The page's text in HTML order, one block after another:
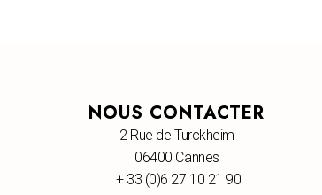
NOUS CONTACTER
2 Rue de Turckheim
06400 Cannes
+ 33 (0)6 27 10 21 90